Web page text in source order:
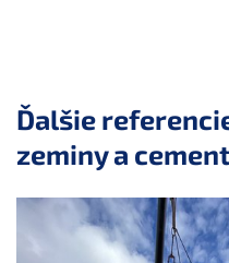
Ďalšie
zeminy a
a11y.jump_slider_end